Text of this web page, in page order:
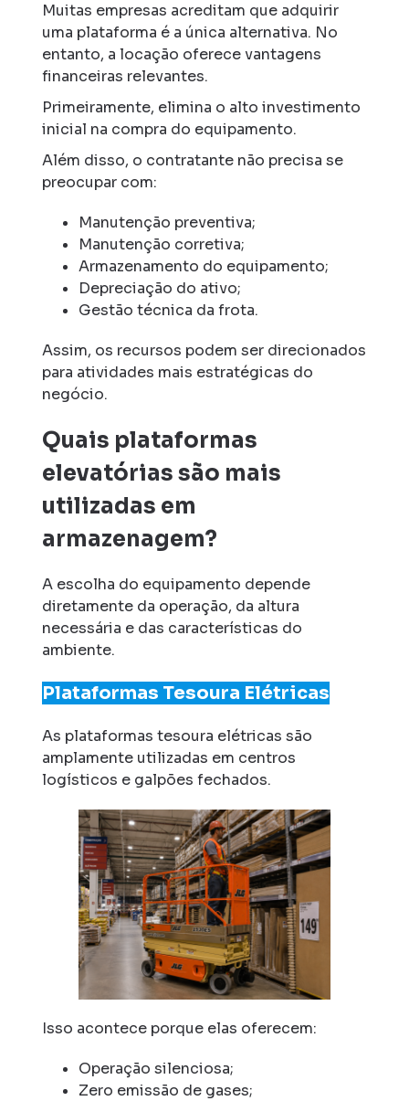
Muitas empresas acreditam que adquirir
uma plataforma é a única alternativa. No
entanto, a locação oferece vantagens
financeiras relevantes.
Primeiramente, elimina o alto investimento
inicial na compra do equipamento.
Além disso, o contratante não precisa se
preocupar com:
Manutenção preventiva;
Manutenção corretiva;
Armazenamento do equipamento;
Depreciação do ativo;
Gestão técnica da frota.
Assim, os recursos podem ser direcionados
para atividades mais estratégicas do
negócio.
Quais plataformas
elevatórias são mais
utilizadas em
armazenagem?
A escolha do equipamento depende
diretamente da operação, da altura
necessária e das características do
ambiente.
Plataformas Tesoura Elétricas
As plataformas tesoura elétricas são
amplamente utilizadas em centros
logísticos e galpões fechados.
Isso acontece porque elas oferecem:
Operação silenciosa;
Zero emissão de gases;